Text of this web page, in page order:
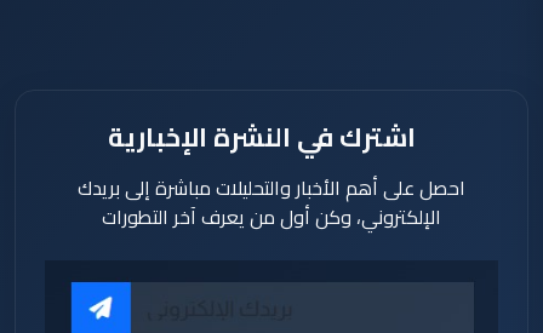
اشترك في النشرة الإخبارية
احصل على أهم الأخبار والتحليلات مباشرة إلى بريدك
الإلكتروني، وكن أول من يعرف آخر التطورات